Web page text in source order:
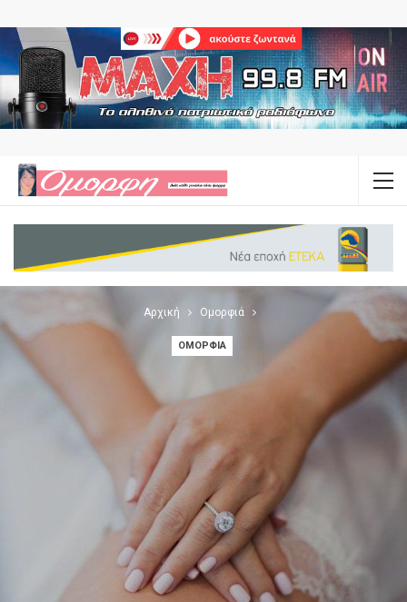
Αρχική Ομορφιά
ΟΜΟΡΦΙΆ